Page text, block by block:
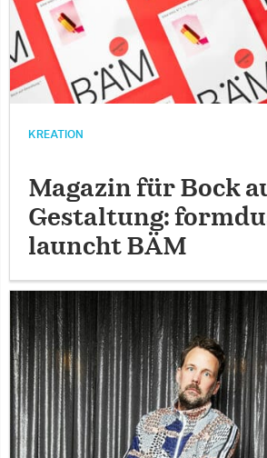
KREATION
Magazin für Bock
Gestaltung:
launcht BÄM